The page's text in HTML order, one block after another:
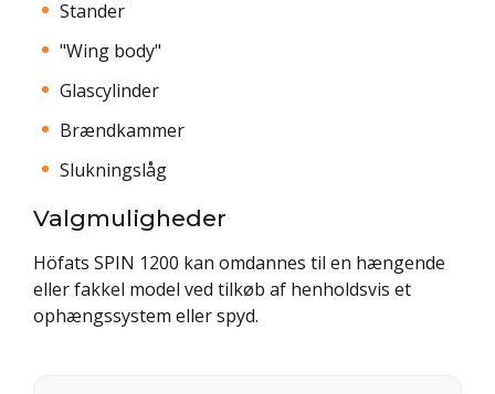
Stander
"Wing body"
Glascylinder
Brændkammer
Slukningslåg
Valgmuligheder
Höfats SPIN 1200 kan omdannes til en hængende
eller fakkel model ved tilkøb af henholdsvis et
ophængssystem eller spyd.